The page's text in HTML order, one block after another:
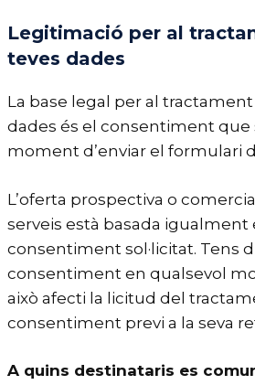
Legitimació per al
teves dades
La base legal per al
dades és el consentiment que
moment d’enviar el formulari
L’oferta prospectiva o
serveis està basada igualment
consentiment sol·licitat. Tens
consentiment en qualsevol
això afecti la licitud del
consentiment previ a la seva
A quins destinataris es